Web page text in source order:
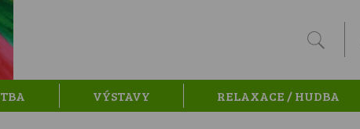
VÝSTAVY RELAXACE / HUDBA